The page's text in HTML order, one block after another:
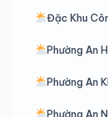
Đặc Khu
Phường An
Phường An
Phường An